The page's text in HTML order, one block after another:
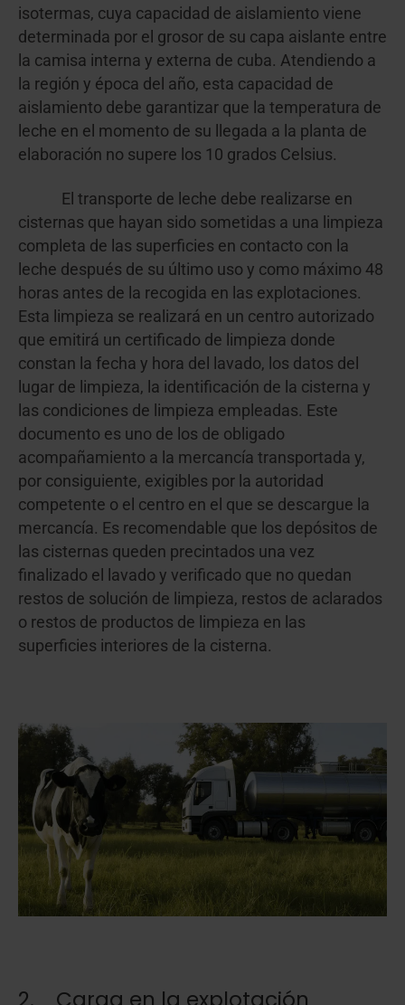
isotermas, cuya capacidad de aislamiento viene
determinada por el grosor de su capa aislante entre
la camisa interna y externa de cuba. Atendiendo a
la región y época del año, esta capacidad de
aislamiento debe garantizar que la temperatura de
leche en el momento de su llegada a la planta de
elaboración no supere los 10 grados Celsius.
El transporte de leche debe realizarse en
cisternas que hayan sido sometidas a una limpieza
completa de las superficies en contacto con la
leche después de su último uso y como máximo 48
horas antes de la recogida en las explotaciones.
Esta limpieza se realizará en un centro autorizado
que emitirá un certificado de limpieza donde
constan la fecha y hora del lavado, los datos del
lugar de limpieza, la identificación de la cisterna y
las condiciones de limpieza empleadas. Este
documento es uno de los de obligado
acompañamiento a la mercancía transportada y,
por consiguiente, exigibles por la autoridad
competente o el centro en el que se descargue la
mercancía. Es recomendable que los depósitos de
las cisternas queden precintados una vez
finalizado el lavado y verificado que no quedan
restos de solución de limpieza, restos de aclarados
o restos de productos de limpieza en las
superficies interiores de la cisterna.